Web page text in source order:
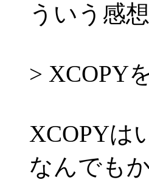
ういう感
> XCOPY
XCOPYは
なんでも